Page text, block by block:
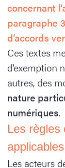
concernant
paragraphe
d’accords
Ces textes
d’exemption
autres, des
nature
numériques.
Les règles
Les acteurs